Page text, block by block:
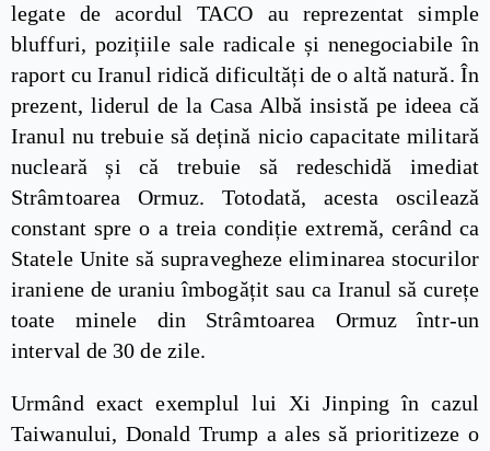
legate de acordul TACO au reprezentat simple
bluffuri, pozițiile sale radicale și nenegociabile în
raport cu Iranul ridică dificultăți de o altă natură. În
prezent, liderul de la Casa Albă insistă pe ideea că
Iranul nu trebuie să dețină nicio capacitate militară
nucleară și că trebuie să redeschidă imediat
Strâmtoarea Ormuz. Totodată, acesta oscilează
constant spre o a treia condiție extremă, cerând ca
Statele Unite să supravegheze eliminarea stocurilor
iraniene de uraniu îmbogățit sau ca Iranul să curețe
toate minele din Strâmtoarea Ormuz într-un
interval de 30 de zile.
Urmând exact exemplul lui Xi Jinping în cazul
Taiwanului, Donald Trump a ales să prioritizeze o